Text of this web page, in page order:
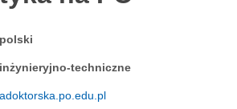
polski
inżynieryjno-techniczne